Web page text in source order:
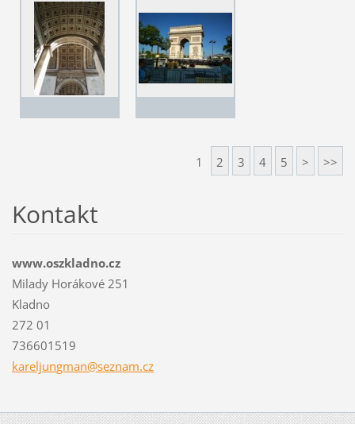
1 2 3 4 5 > >>
Kontakt
www.oszkladno.cz
Milady Horákové 251
Kladno
272 01
736601519
kareljungman@seznam.cz